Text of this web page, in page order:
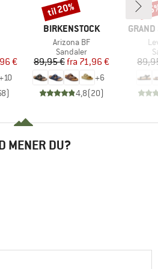
pris
€
10
)
MÆRKE
BIRKENSTOCK
Artikel
Arizona BF
Produktgruppe
Sandaler
Pris
89,95 € Nedsat pris
fra 71,96 €
+6
4,8(20)
Rabat
til 20%
MÆRKE
MENER DU?